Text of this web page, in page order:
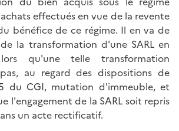
effectués en vue de la revente
bénéfice de ce régime. Il en va de
la transformation d'une SARL en
qu'une telle transformation
au regard des dispositions de
du CGI, mutation d'immeuble, et
l'engagement de la SARL soit repris
un acte rectificatif.